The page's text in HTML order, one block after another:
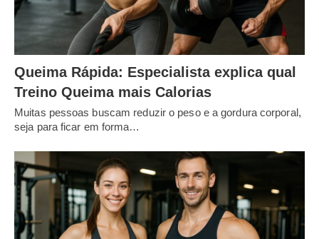
Queima Rápida: Especialista explica qual
Treino Queima mais Calorias
Muitas pessoas buscam reduzir o peso e a gordura corporal,
seja para ficar em forma…